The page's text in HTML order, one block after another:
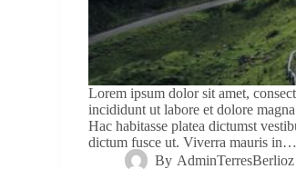
Lorem ipsum dolor sit amet,
incididunt ut labore et dolore
Hac habitasse platea dictumst
dictum fusce ut. Viverra mauris in…
By AdminTerresBerlioz